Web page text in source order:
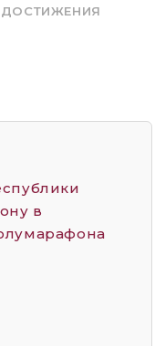
ДОСТИЖЕНИЯ
в